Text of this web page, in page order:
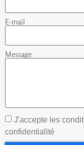
E-mail
Message
J'accepte les
confidentialité